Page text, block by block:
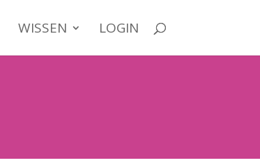
WISSEN LOGIN